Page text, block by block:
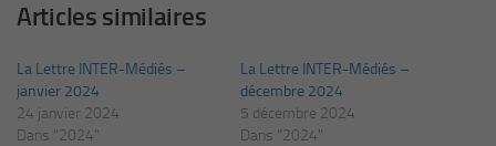
Articles similaires
La Lettre INTER-Médiés –
janvier 2024
24 janvier 2024
Dans "2024"
La Lettre INTER-Médiés –
décembre 2024
5 décembre 2024
Dans "2024"